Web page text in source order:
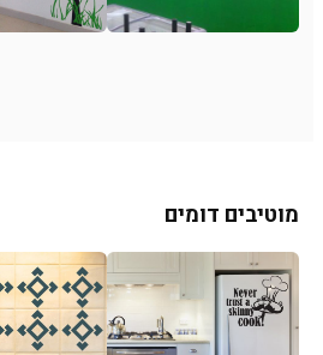
מוטיבים דומים